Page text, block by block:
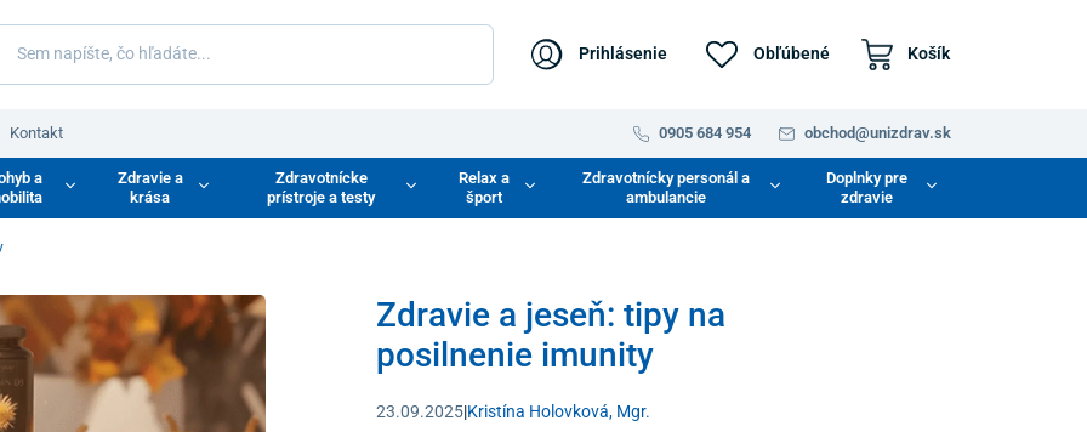
Prihlásenie Obľúbené Košík
Kontakt 0905 684 954 obchod@unizdrav.sk
a
Zdravie a
krása
Zdravotnícke
prístroje a testy
Relax a
šport
Zdravotnícky personál a
ambulancie
Doplnky pre
zdravie
Zdravie a jeseň: tipy na
posilnenie imunity
23.09.2025|Kristína Holovková, Mgr.